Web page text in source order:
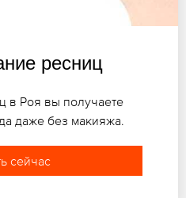
ресниц
в Роя вы получаете
даже без макияжа.
сейчас